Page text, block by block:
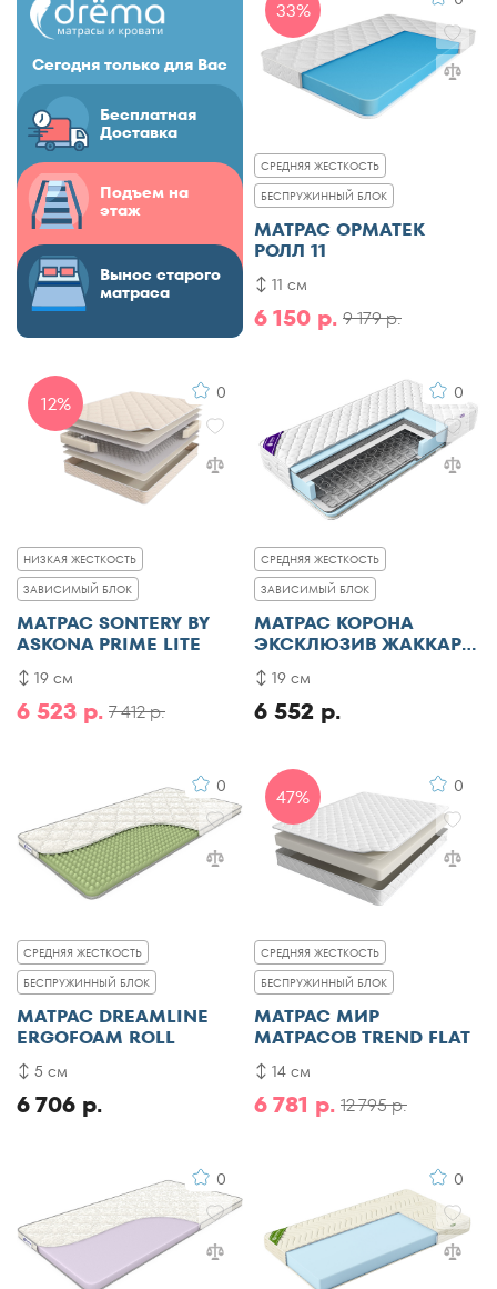
Сегодня только для Вас
Бесплатная
Доставка
Подъем на
этаж
Вынос старого
матраса
33%
СРЕДНЯЯ ЖЕСТКОСТЬ
БЕСПРУЖИННЫЙ БЛОК
МАТРАС ОРМАТЕК
РОЛЛ 11
9 179 р.
6 150 р.
11 см
12% 0
НИЗКАЯ ЖЕСТКОСТЬ
ЗАВИСИМЫЙ БЛОК
МАТРАС SONTERY BY
ASKONA PRIME LITE
7 412 р.
6 523 р.
19 см
0
СРЕДНЯЯ ЖЕСТКОСТЬ
ЗАВИСИМЫЙ БЛОК
МАТРАС КОРОНА
ЭКСКЛЮЗИВ ЖАККАРД
ПЛЮС
6 552 р.
19 см
0
СРЕДНЯЯ ЖЕСТКОСТЬ
БЕСПРУЖИННЫЙ БЛОК
МАТРАС DREAMLINE
ERGOFOAM ROLL
6 706 р.
5 см
47% 0
СРЕДНЯЯ ЖЕСТКОСТЬ
БЕСПРУЖИННЫЙ БЛОК
МАТРАС МИР
МАТРАСОВ TREND FLAT
12 795 р.
6 781 р.
14 см
0 0